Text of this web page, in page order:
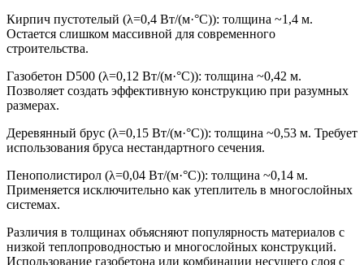
Кирпич пустотелый (λ=0,4 Вт/(м·°C)): толщина ~1,4 м.
Остается слишком массивной для современного
строительства.
Газобетон D500 (λ=0,12 Вт/(м·°C)): толщина ~0,42 м.
Позволяет создать эффективную конструкцию при разумных
размерах.
Деревянный брус (λ=0,15 Вт/(м·°C)): толщина ~0,53 м. Требует
использования бруса нестандартного сечения.
Пенополистирол (λ=0,04 Вт/(м·°C)): толщина ~0,14 м.
Применяется исключительно как утеплитель в многослойных
системах.
Различия в толщинах объясняют популярность материалов с
низкой теплопроводностью и многослойных конструкций.
Использование газобетона или комбинации несущего слоя с